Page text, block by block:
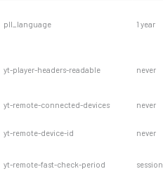
pll_language 1 year
yt-player-headers-readable never
yt-remote-connected-devices never
yt-remote-device-id never
yt-remote-fast-check-period session